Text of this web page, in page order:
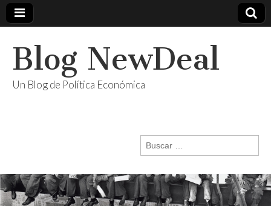
Blog NewDeal
Un Blog de Política Económica
Buscar: